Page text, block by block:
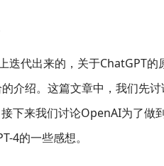
迭代出来的，关于ChatGPT
介绍。这篇文章中，我们先
下来我们讨论OpenAI为了做
4的一些感想。